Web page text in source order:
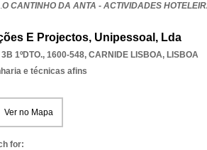
O CANTINHO DA ANTA - ACTIVIDADES
E Projectos, Unipessoal, Lda
1ºDTO., 1600-548, CARNIDE LISBOA, LISBOA
e técnicas afins
Ver no Mapa
for: